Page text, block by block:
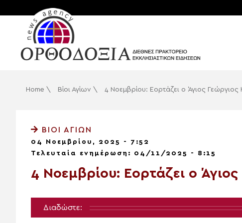
Home \ Βίοι Αγίων \ 4 Νοεμβρίου: Εορτάζει ο Άγιος Γεώργιος
ΒΊΟΙ ΑΓΊΩΝ
04 Νοεμβρίου, 2025 - 7:52
Τελευταία ενημέρωση: 04/11/2025 - 8:15
4 Νοεμβρίου: Εορτάζει ο
Διαδώστε: